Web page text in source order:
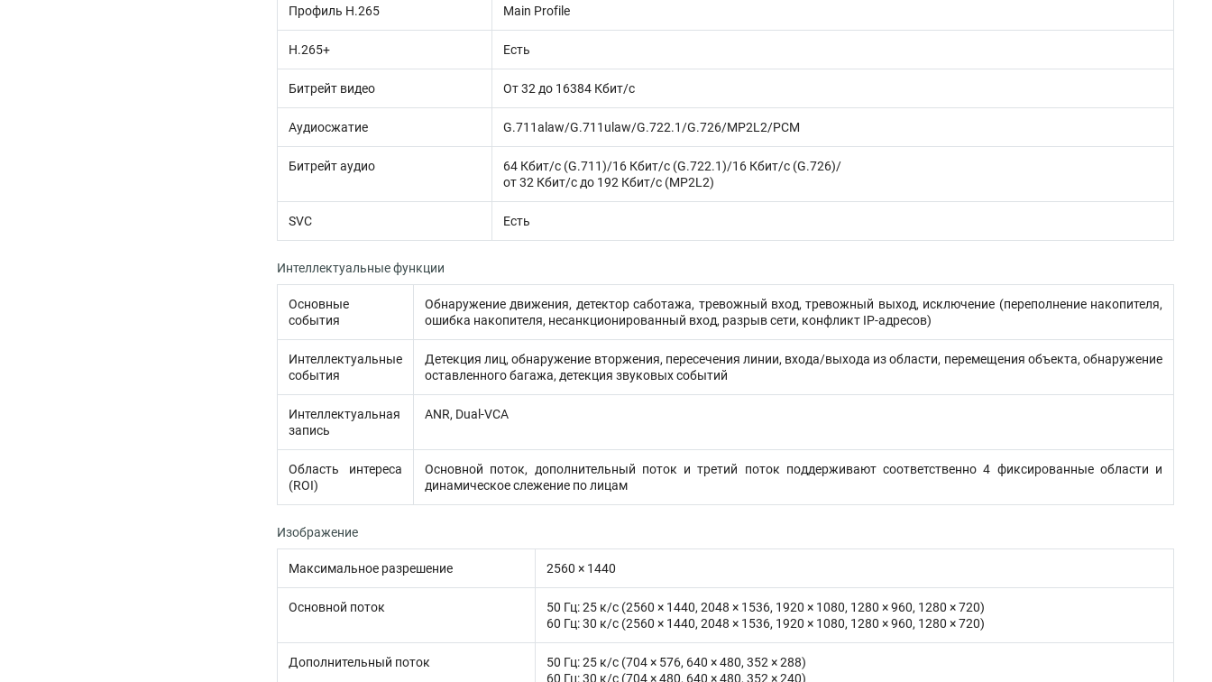
Профиль H.265 Main Profile
H.265+ Есть
Битрейт видео От 32 до 16384 Кбит/с
Аудиосжатие G.711alaw/G.711ulaw/G.722.1/G.726/MP2L2/PCM
Битрейт аудио
64 Кбит/с (G.711)/16 Кбит/с (G.722.1)/16 Кбит/с (G.726)/
от 32 Кбит/с до 192 Кбит/с (MP2L2)
SVC Есть
Интеллектуальные функции
Основные
события
Обнаружение движения, детектор саботажа, тревожный вход, тревожный выход, исключение (переполнение накопителя,
ошибка накопителя, несанкционированный вход, разрыв сети, конфликт IP-адресов)
Интеллектуальные
события
Детекция лиц, обнаружение вторжения, пересечения линии, входа/выхода из области, перемещения объекта, обнаружение
оставленного багажа, детекция звуковых событий
Интеллектуальная
запись
ANR, Dual-VCA
Область интереса
(ROI)
Основной поток, дополнительный поток и третий поток поддерживают соответственно 4 фиксированные области и
динамическое слежение по лицам
Изображение
Максимальное разрешение 2560 × 1440
Основной поток
50 Гц: 25 к/с (2560 × 1440, 2048 × 1536, 1920 × 1080, 1280 × 960, 1280 × 720)
60 Гц: 30 к/с (2560 × 1440, 2048 × 1536, 1920 × 1080, 1280 × 960, 1280 × 720)
Дополнительный поток
50 Гц: 25 к/с (704 × 576, 640 × 480, 352 × 288)
60 Гц: 30 к/с (704 × 480, 640 × 480, 352 × 240)